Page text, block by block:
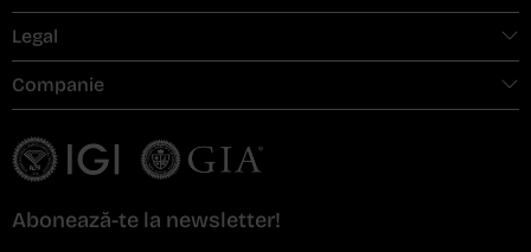
Legal
Companie
Abonează-te la newsletter!